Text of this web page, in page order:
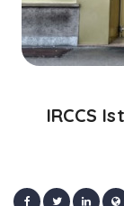
IRCCS